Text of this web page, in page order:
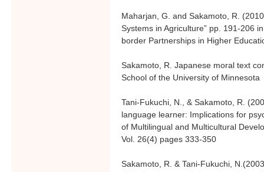
Maharjan, G. and Sakamoto, R.
Systems in Agriculture” pp. 191-206
border Partnerships in Higher
Sakamoto, R. Japanese moral text
School of the University of Minnesota
Tani-Fukuchi, N., & Sakamoto, R.
language learner: Implications for
of Multilingual and Multicultural
Vol. 26(4) pages 333-350
Sakamoto, R. & Tani-Fukuchi,